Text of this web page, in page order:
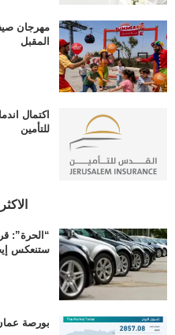
المقبل
اكتمال
للتأمين
“الحرة”:
ستنعكس
بورصة